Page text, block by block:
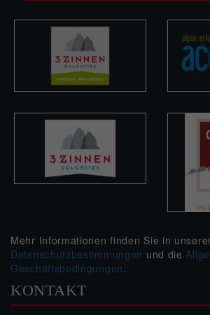
Mehr Informationen finden Sie in
Datenschutzbestimmungen und die
Geschäftsbedingungen.
KONTAKT